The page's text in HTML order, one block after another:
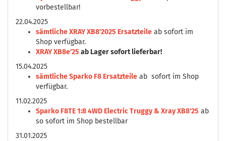
vorbestellbar!
22.04.2025
sämtliche XRAY XB8'2025 Ersatzteile ab sofort im
Shop verfügbar.
XRAY XB8e'25 ab Lager sofort lieferbar!
15.04.2025
sämtliche Sparko F8 Ersatzteile ab sofort im Shop
verfügbar.
11.02.2025
Sparko F8TE 1:8 4WD Electric Truggy & Xray XB8'25 ab
so sofort im Shop bestellbar
31.01.2025